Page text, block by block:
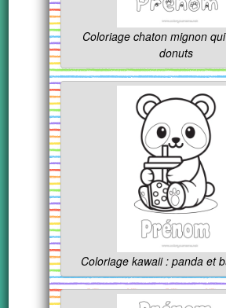
Coloriage chaton mignon
donuts
Coloriage kawaii : panda et